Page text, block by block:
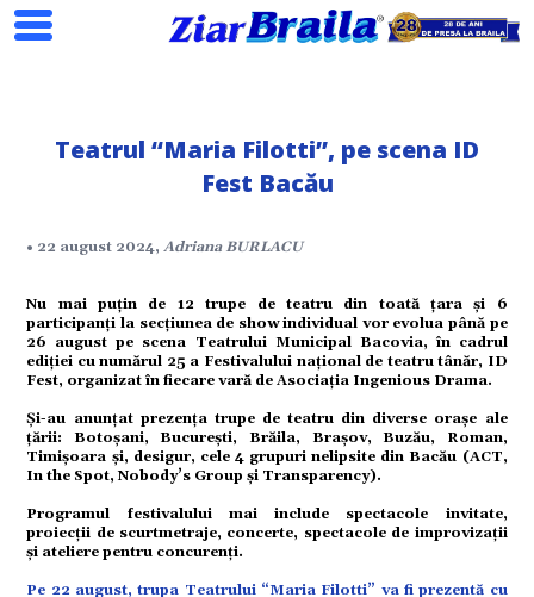
Teatrul “Maria Filotti”, pe scena ID
Fest Bacău
• 22 august 2024,Adriana BURLACU
Nu mai puțin de 12 trupe de teatru din toată țara și 6
participanți la secțiunea de show individual vor evolua până pe
26 august pe scena Teatrului Municipal Bacovia, în cadrul
ediției cu numărul 25 a Festivalului național de teatru tânăr, ID
Fest, organizat în fiecare vară de Asociația Ingenious Drama.
Și-au anunțat prezența trupe de teatru din diverse orașe ale
țării: Botoșani, București, Brăila, Brașov, Buzău, Roman,
Timișoara și, desigur, cele 4 grupuri nelipsite din Bacău (ACT,
In the Spot, Nobody’s Group și Transparency).
Programul festivalului mai include spectacole invitate,
proiecții de scurtmetraje, concerte, spectacole de improvizații
și ateliere pentru concurenți.
Pe 22 august, trupa Teatrului “Maria Filotti” va fi prezentă cu